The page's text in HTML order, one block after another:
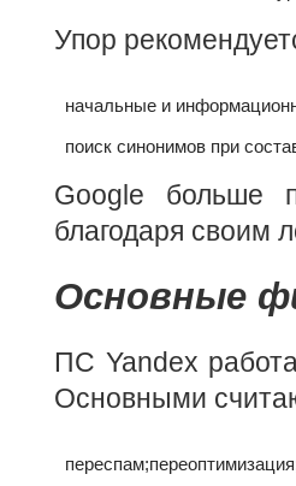
Упор
начальные и
поиск синонимов при
Google больше
благодаря своим
Основные
ПС Yandex
Основными
переспам;